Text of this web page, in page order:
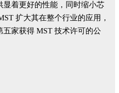
着更好的性能，同时缩小芯
扩大其在整个行业的应用，
家获得 MST 技术许可的公